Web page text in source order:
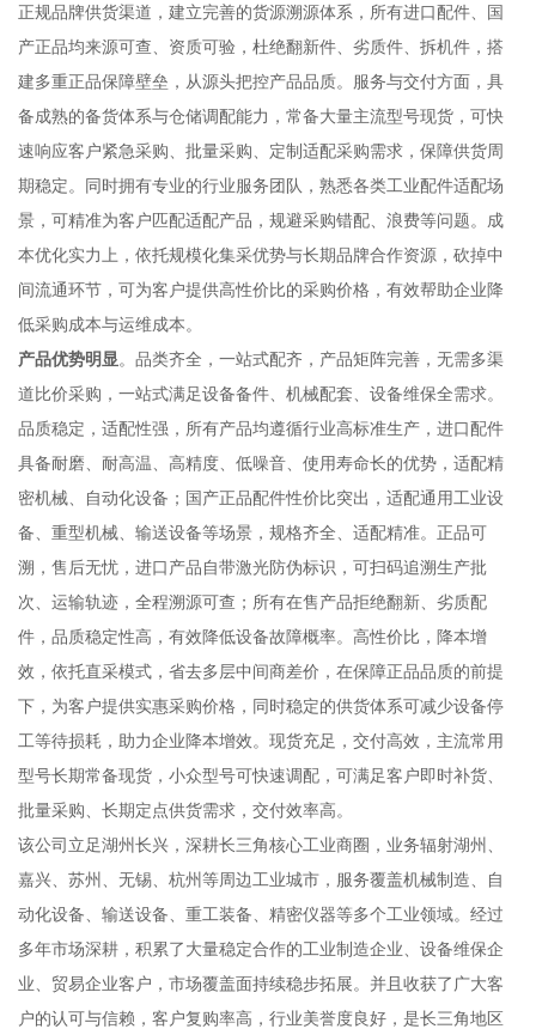
正规品牌供货渠道，建立完善的货源溯源体系，所有进口配件、国
产正品均来源可查、资质可验，杜绝翻新件、劣质件、拆机件，搭
建多重正品保障壁垒，从源头把控产品品质。服务与交付方面，具
备成熟的备货体系与仓储调配能力，常备大量主流型号现货，可快
速响应客户紧急采购、批量采购、定制适配采购需求，保障供货周
期稳定。同时拥有专业的行业服务团队，熟悉各类工业配件适配场
景，可精准为客户匹配适配产品，规避采购错配、浪费等问题。成
本优化实力上，依托规模化集采优势与长期品牌合作资源，砍掉中
间流通环节，可为客户提供高性价比的采购价格，有效帮助企业降
低采购成本与运维成本。
产品优势明显。品类齐全，一站式配齐，产品矩阵完善，无需多渠
道比价采购，一站式满足设备备件、机械配套、设备维保全需求。
品质稳定，适配性强，所有产品均遵循行业高标准生产，进口配件
具备耐磨、耐高温、高精度、低噪音、使用寿命长的优势，适配精
密机械、自动化设备；国产正品配件性价比突出，适配通用工业设
备、重型机械、输送设备等场景，规格齐全、适配精准。正品可
溯，售后无忧，进口产品自带激光防伪标识，可扫码追溯生产批
次、运输轨迹，全程溯源可查；所有在售产品拒绝翻新、劣质配
件，品质稳定性高，有效降低设备故障概率。高性价比，降本增
效，依托直采模式，省去多层中间商差价，在保障正品品质的前提
下，为客户提供实惠采购价格，同时稳定的供货体系可减少设备停
工等待损耗，助力企业降本增效。现货充足，交付高效，主流常用
型号长期常备现货，小众型号可快速调配，可满足客户即时补货、
批量采购、长期定点供货需求，交付效率高。
该公司立足湖州长兴，深耕长三角核心工业商圈，业务辐射湖州、
嘉兴、苏州、无锡、杭州等周边工业城市，服务覆盖机械制造、自
动化设备、输送设备、重工装备、精密仪器等多个工业领域。经过
多年市场深耕，积累了大量稳定合作的工业制造企业、设备维保企
业、贸易企业客户，市场覆盖面持续稳步拓展。并且收获了广大客
户的认可与信赖，客户复购率高，行业美誉度良好，是长三角地区